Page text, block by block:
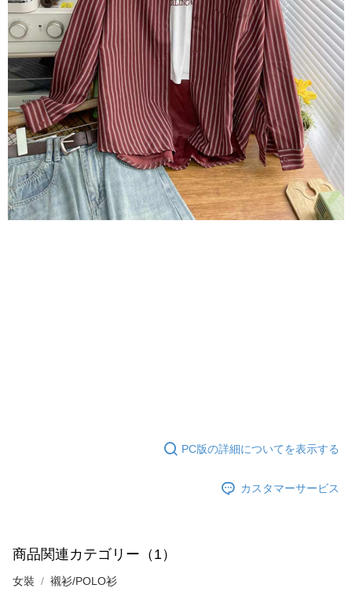
PC版の詳細についてを表示する
カスタマーサービス
商品関連カテゴリー（1）
女裝 襯衫/POLO衫